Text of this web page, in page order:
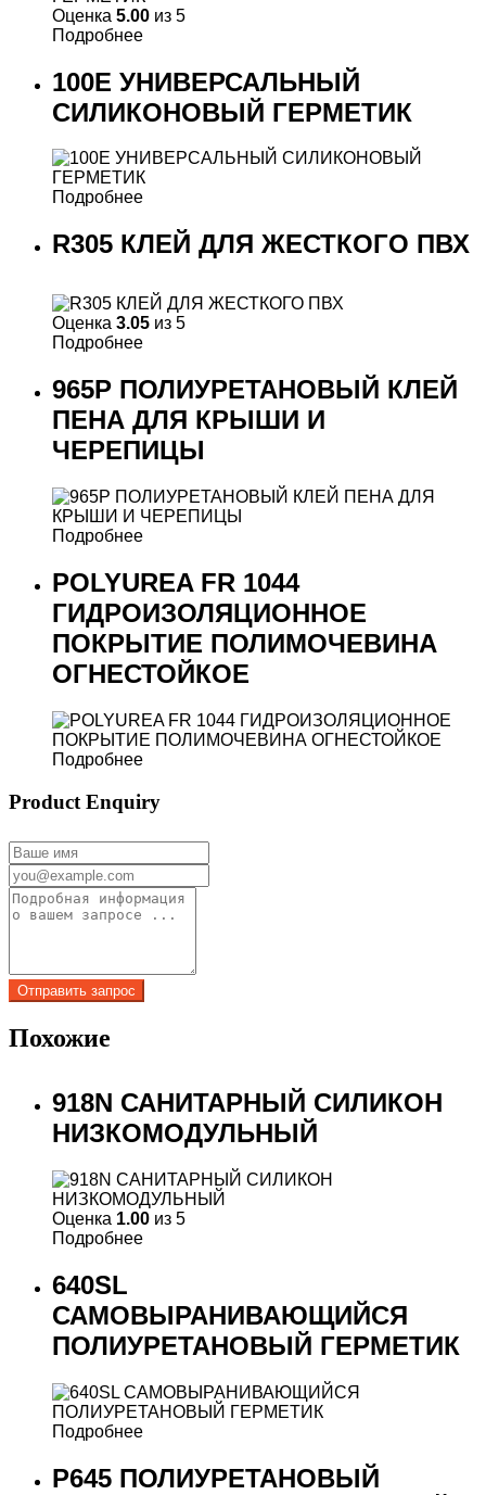
Оценка 5.00 из 5
Подробнее
100E УНИВЕРСАЛЬНЫЙ
СИЛИКОНОВЫЙ ГЕРМЕТИК
Подробнее
R305 КЛЕЙ ДЛЯ ЖЕСТКОГО ПВХ
Оценка 3.05 из 5
Подробнее
965P ПОЛИУРЕТАНОВЫЙ КЛЕЙ
ПЕНА ДЛЯ КРЫШИ И
ЧЕРЕПИЦЫ
Подробнее
POLYUREA FR 1044
ГИДРОИЗОЛЯЦИОННОЕ
ПОКРЫТИЕ ПОЛИМОЧЕВИНА
ОГНЕСТОЙКОЕ
Подробнее
Product Enquiry
Похожие
918N САНИТАРНЫЙ СИЛИКОН
НИЗКОМОДУЛЬНЫЙ
Оценка 1.00 из 5
Подробнее
640SL
САМОВЫРАНИВАЮЩИЙСЯ
ПОЛИУРЕТАНОВЫЙ ГЕРМЕТИК
Подробнее
P645 ПОЛИУРЕТАНОВЫЙ